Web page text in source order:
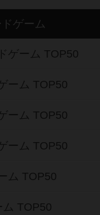
ゲーム
ゲーム TOP50
ーム TOP50
ーム TOP50
ーム TOP50
ム TOP50
ム TOP50